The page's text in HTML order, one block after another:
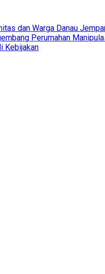
dan Warga Danau
Perumahan
Kebijakan